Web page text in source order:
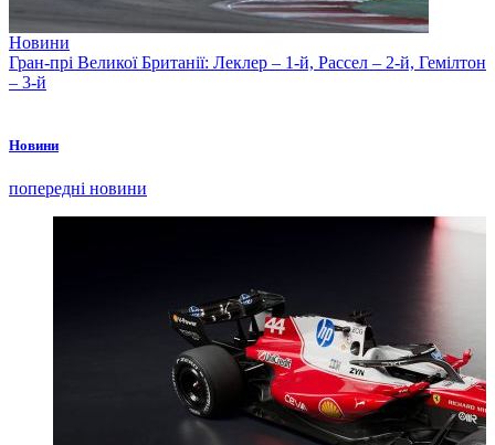
Новини
Гран-прі Великої Британії: Леклер – 1-й, Рассел – 2-й, Гемілтон
– 3-й
Новини
попередні новини